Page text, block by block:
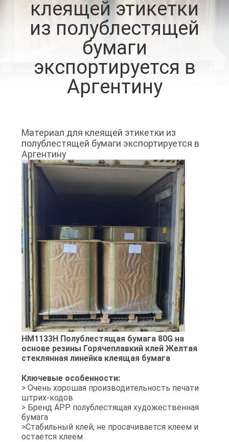
ПРОВЕРКА
КАЧЕСТВА
СВЯЖИТЕСЬ
СПРОСИТЕ
ЦИТАТУ
КАРТА
САЙТА
PRIVACY
POLICY
клеящей этикетки
из полублестящей
бумаги
экспортируется в
Аргентину
Материал для клеящей этикетки из
полублестящей бумаги экспортируется в
Аргентину
HM1133H Полублестящая бумага 80G на
основе резины Горячеплавкий клей Желтая
стеклянная линейка клеящая бумага
Ключевые особенности:
> Очень хорошая производительность печати
штрих-кодов
> Бренд APP полублестящая художественная
бумага
>Стабильный клей, не просачивается клеем и
остается клеем